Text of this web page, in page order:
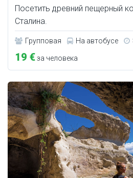
Посетить древний пещерный
Сталина.
Групповая На автобусе
19 €за человека